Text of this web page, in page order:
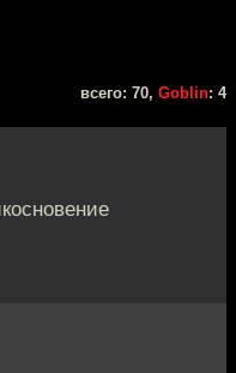
всего: 70, Goblin: 4